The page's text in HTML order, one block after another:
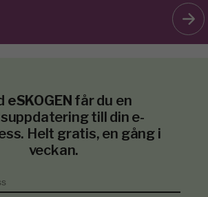
eSKOGEN får du en
till din e-
Helt gratis, en gång i
veckan.